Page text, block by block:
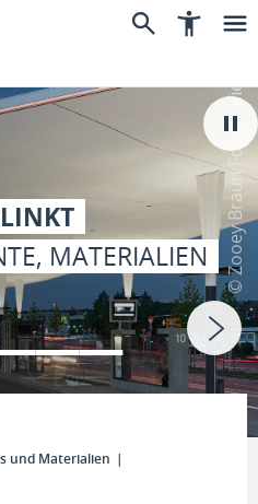
MATERIALIEN © Zooey Braun Fotografie
und Materialien